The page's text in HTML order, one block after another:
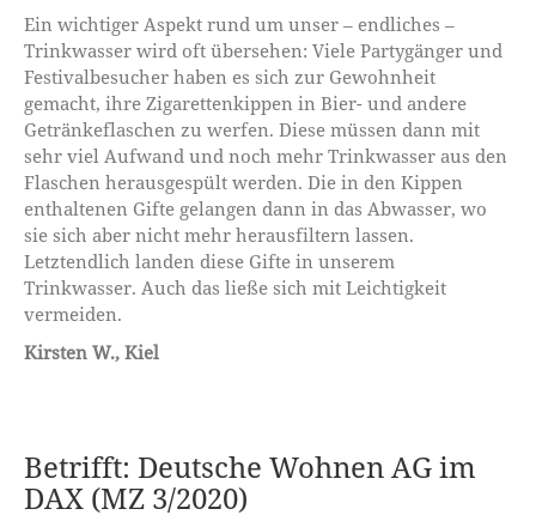
Ein wichtiger Aspekt rund um unser – endliches –
Trinkwasser wird oft übersehen: Viele Partygänger und
Festivalbesucher haben es sich zur Gewohnheit
gemacht, ihre Zigarettenkippen in Bier- und andere
Getränkeflaschen zu werfen. Diese müssen dann mit
sehr viel Aufwand und noch mehr Trinkwasser aus den
Flaschen herausgespült werden. Die in den Kippen
enthaltenen Gifte gelangen dann in das Abwasser, wo
sie sich aber nicht mehr herausfiltern lassen.
Letztendlich landen diese Gifte in unserem
Trinkwasser. Auch das ließe sich mit Leichtigkeit
vermeiden.
Kirsten W., Kiel
Betrifft: Deutsche Wohnen AG im
DAX (MZ 3/2020)